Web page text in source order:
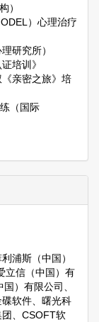
）
）心理治疗
研究所）
证培训》
《亲密之旅》培
（国际
浦斯（中国）
立信（中国）有
）有限公司、
软件、曙光科
、CSOFT软